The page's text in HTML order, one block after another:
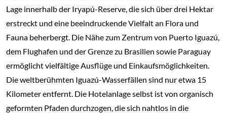
Lage innerhalb der Iryapú-Reserve, die sich über drei Hektar
erstreckt und eine beeindruckende Vielfalt an Flora und
Fauna beherbergt. Die Nähe zum Zentrum von Puerto Iguazú,
dem Flughafen und der Grenze zu Brasilien sowie Paraguay
ermöglicht vielfältige Ausflüge und Einkaufsmöglichkeiten.
Die weltberühmten Iguazú-Wasserfällen sind nur etwa 15
Kilometer entfernt. Die Hotelanlage selbst ist von organisch
geformten Pfaden durchzogen, die sich nahtlos in die